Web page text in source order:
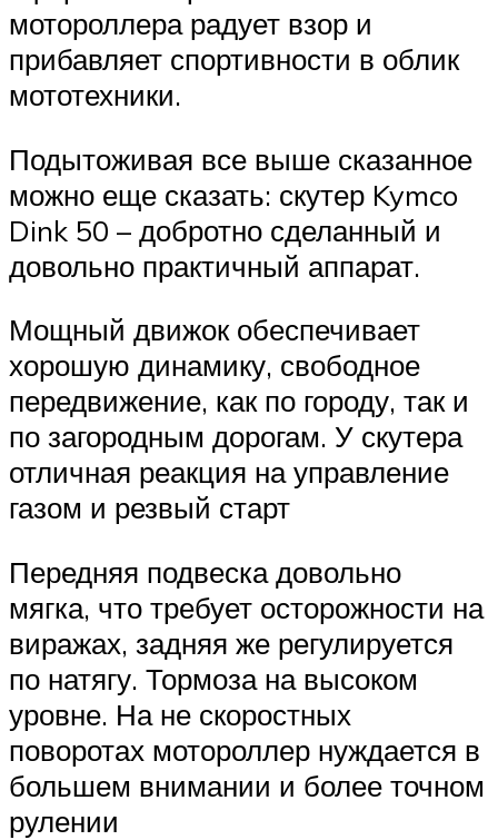
мотороллера радует взор и
прибавляет спортивности в облик
мототехники.
Подытоживая все выше сказанное
можно еще сказать: скутер Kymco
Dink 50 – добротно сделанный и
довольно практичный аппарат.
Мощный движок обеспечивает
хорошую динамику, свободное
передвижение, как по городу, так и
по загородным дорогам. У скутера
отличная реакция на управление
газом и резвый старт
Передняя подвеска довольно
мягка, что требует осторожности на
виражах, задняя же регулируется
по натягу. Тормоза на высоком
уровне. На не скоростных
поворотах мотороллер нуждается в
большем внимании и более точном
рулении